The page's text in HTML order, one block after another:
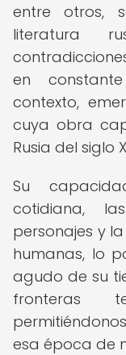
entre otros,
literatura
en
contexto,
cuya obra
Rusia del siglo
Su
cotidiana,
personajes y
humanas, lo
agudo de su
fronteras
esa época de